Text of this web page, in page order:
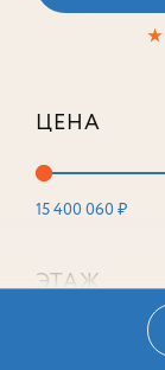
★
ЦЕНА
15 400 060 ₽
ЭТАЖ